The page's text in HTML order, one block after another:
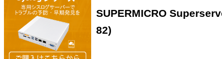
SUPERMICRO
82)